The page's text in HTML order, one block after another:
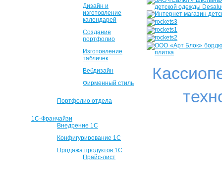
Дизайн и
изготовление
календарей
Создание
портфолио
Изготовление
табличек
Вебдизайн
Фирменный стиль
Портфолио отдела
1С-Франчайзи
Внедрение 1С
Конфигурирование 1С
Продажа продуктов 1С
Прайс-лист